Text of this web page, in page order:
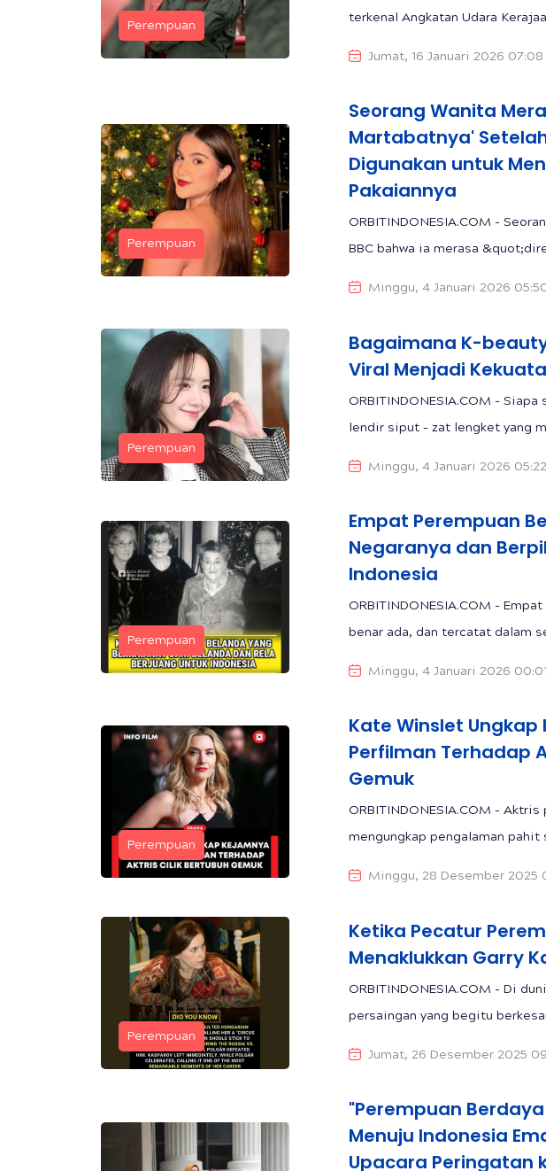
Perempuan
terkenal Angkatan Udara
Jumat, 16 Januari 2026 07:08
Perempuan
Seorang Wanita
Martabatnya'
Digunakan untuk
Pakaiannya
ORBITINDONESIA.COM -
BBC bahwa ia merasa
Minggu, 4 Januari 2026
Perempuan
Bagaimana K-
Viral Menjadi
ORBITINDONESIA.COM -
lendir siput - zat lengket yang
Minggu, 4 Januari 2026
Perempuan
Empat Perempuan
Negaranya dan
Indonesia
ORBITINDONESIA.COM -
benar ada, dan tercatat dalam
Minggu, 4 Januari 2026
Perempuan
Kate Winslet Ungkap
Perfilman Terhadap
Gemuk
ORBITINDONESIA.COM -
mengungkap pengalaman pahit
Minggu, 28 Desember 2025
Perempuan
Ketika Pecatur
Menaklukkan Garry
ORBITINDONESIA.COM - Di
persaingan yang begitu
Jumat, 26 Desember 2025
"Perempuan
Menuju Indonesia
Upacara Peringatan